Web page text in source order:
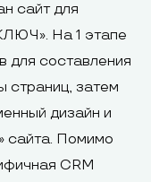
сайт для
На 1 этапе
для составления
страниц, затем
дизайн и
сайта. Помимо
CRM